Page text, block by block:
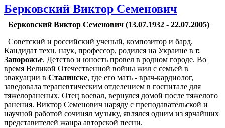
Берковский Виктор Семенович
Берковский Виктор Семенович (13.07.1932 - 22.07.2005)
Советский и российский ученый, композитор и бард.
Кандидат техн. наук, профессор, родился на Украине в г.
Запорожье. Детство и юность провел в родном городе. Во
время Великой Отечественной войны жил с семьей в
эвакуации в Сталинске, где его мать - врач-кардиолог,
заведовала терапевтическим отделением в госпитале для
тяжелораненых. Отец воевал, вернулся домой после тяжелого
ранения. Виктор Семенович наряду с преподавательской и
научной работой сочинял музыку, являлся одним из ярчайших
представителей жанра авторской песни.